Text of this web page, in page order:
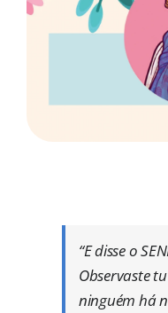
“E disse o
Observaste
ninguém há